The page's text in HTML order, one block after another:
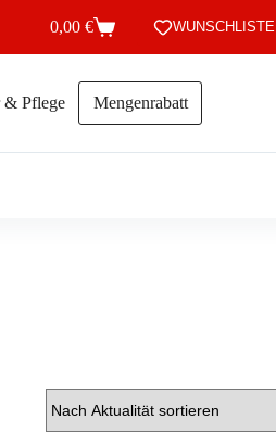
Warenkorb
0,00 € WUNSCHLISTE
& Pflege Mengenrabatt